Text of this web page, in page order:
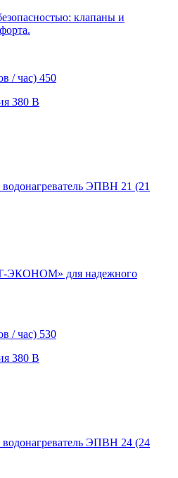
клапаны и
/ час) 450
380 В
ЭПВН 21 (21
для надежного
/ час) 530
380 В
ЭПВН 24 (24